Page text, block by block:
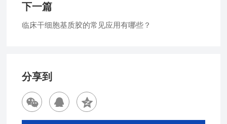
下一篇
临床干细胞基质胶的常见应用有哪些？
分享到